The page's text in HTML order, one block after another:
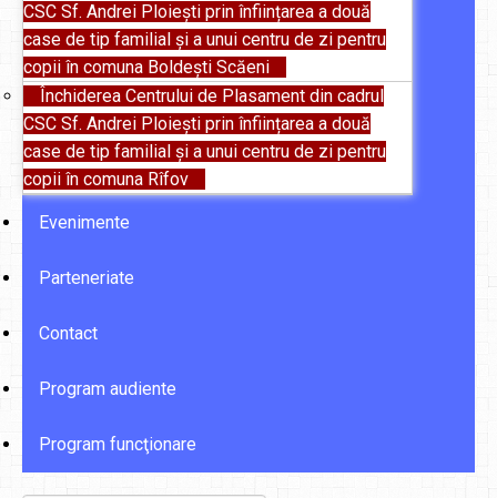
CSC Sf. Andrei Ploiești prin înființarea a două
case de tip familial și a unui centru de zi pentru
copii în comuna Boldești Scăeni
Închiderea Centrului de Plasament din cadrul
CSC Sf. Andrei Ploiești prin înființarea a două
case de tip familial și a unui centru de zi pentru
copii în comuna Rîfov
Evenimente
Parteneriate
Contact
Program audiente
Program funcţionare